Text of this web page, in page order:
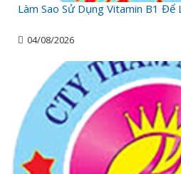
Làm Sao Sử Dụng Vitamin B1 Để
04/08/2026